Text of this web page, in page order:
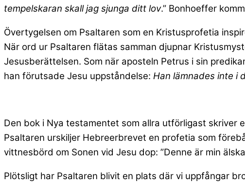
tempelskaran skall jag sjunga ditt lov.” Bonhoeffer
Övertygelsen om Psaltaren som en Kristusprofetia
När ord ur Psaltaren flätas samman djupnar
Jesusberättelsen. Som när aposteln Petrus i sin
han förutsade Jesu uppståndelse: Han lämnades inte i
Den bok i Nya testamentet som allra utförligast skriver
Psaltaren urskiljer Hebreerbrevet en profetia som
vittnesbörd om Sonen vid Jesu dop: ”Denne är min
Plötsligt har Psaltaren blivit en plats där vi uppfångar